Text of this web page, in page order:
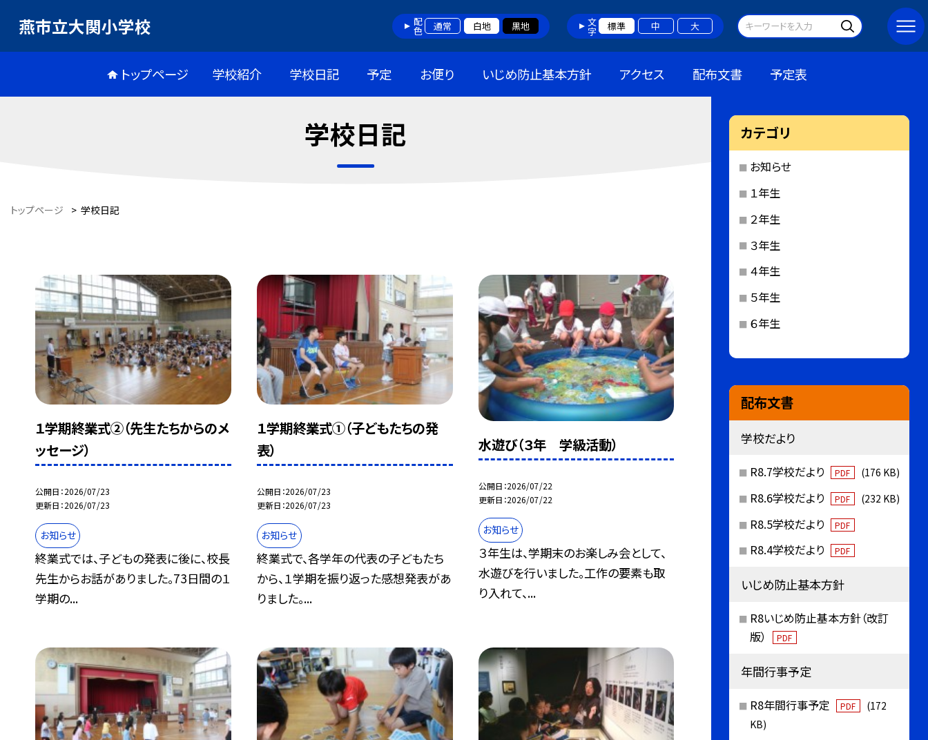
燕市立大関小学校 配色 通常 白地 黒地 文字 標準 中 大
トップページ 学校紹介 学校日記 予定 お便り いじめ防止基本方針 アクセス 配布文書 予定表
学校日記
トップページ > 学校日記
１学期終業式②（先生たちからのメ
ッセージ）
公開日 2026/07/23
更新日 2026/07/23
お知らせ
終業式では、子どもの発表に後に、校長
先生からお話がありました。73日間の１
学期の...
１学期終業式①（子どもたちの発
表）
公開日 2026/07/23
更新日 2026/07/23
お知らせ
終業式で、各学年の代表の子どもたち
から、１学期を振り返った感想発表があ
りました。...
水遊び（３年 学級活動）
公開日 2026/07/22
更新日 2026/07/22
お知らせ
３年生は、学期末のお楽しみ会として、
水遊びを行いました。工作の要素も取
り入れて、...
カテゴリ
お知らせ
１年生
２年生
３年生
４年生
５年生
６年生
配布文書
学校だより
R8.7学校だより PDF (176 KB)
R8.6学校だより PDF (232 KB)
R8.5学校だより PDF
R8.4学校だより PDF
いじめ防止基本方針
R8いじめ防止基本方針（改訂
版）
PDF
年間行事予定
R8年間行事予定 PDF
(172
KB)